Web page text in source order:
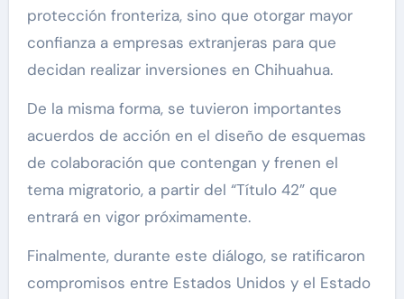
protección fronteriza, sino que otorgar mayor
confianza a empresas extranjeras para que
decidan realizar inversiones en Chihuahua.
De la misma forma, se tuvieron importantes
acuerdos de acción en el diseño de esquemas
de colaboración que contengan y frenen el
tema migratorio, a partir del “Título 42” que
entrará en vigor próximamente.
Finalmente, durante este diálogo, se ratificaron
compromisos entre Estados Unidos y el Estado